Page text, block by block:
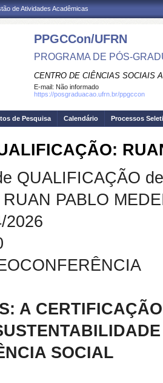
de Atividades Acadêmicas
PPGCCon/UFRN
PROGRAMA DE PÓS-
CENTRO DE CIÊNCIAS SOCIAIS
E-mail: Não informado
https://posgraduacao.ufrn.br/ppgccon
de Pesquisa Calendário Processos
QUALIFICAÇÃO
PABLO
2026
A
SOCIAL